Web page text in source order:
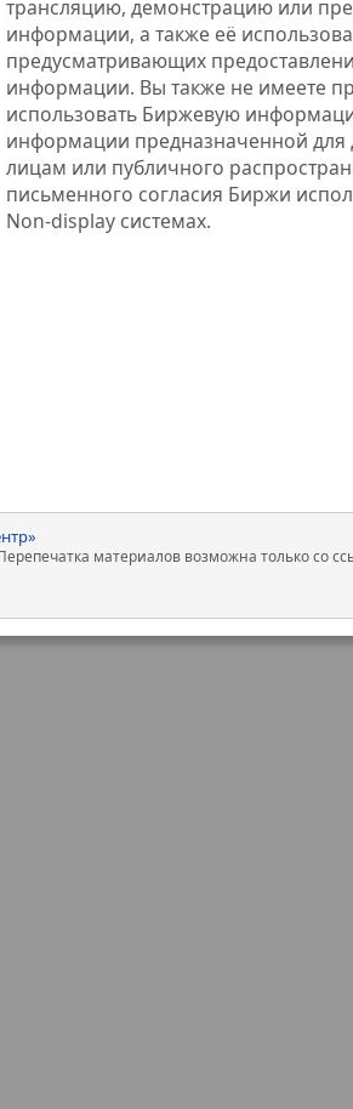
трансляцию, демонстрацию или
информации, а также её
предусматривающих
информации. Вы также не имеете
использовать Биржевую
информации предназначенной для
лицам или публичного
письменного согласия Биржи
Non-display системах.
материалов возможна только со